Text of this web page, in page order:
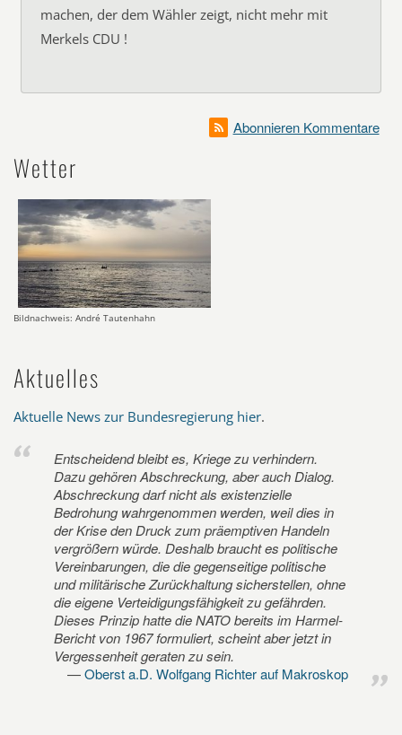
machen, der dem Wähler zeigt, nicht mehr mit
Merkels CDU !
Abonnieren Kommentare
Wetter
Bildnachweis: André Tautenhahn
Aktuelles
Aktuelle News zur Bundesregierung hier.
Entscheidend bleibt es, Kriege zu verhindern.
Dazu gehören Abschreckung, aber auch Dialog.
Abschreckung darf nicht als existenzielle
Bedrohung wahrgenommen werden, weil dies in
der Krise den Druck zum präemptiven Handeln
vergrößern würde. Deshalb braucht es politische
Vereinbarungen, die die gegenseitige politische
und militärische Zurückhaltung sicherstellen, ohne
die eigene Verteidigungsfähigkeit zu gefährden.
Dieses Prinzip hatte die NATO bereits im Harmel-
Bericht von 1967 formuliert, scheint aber jetzt in
Vergessenheit geraten zu sein.
Oberst a.D. Wolfgang Richter auf Makroskop